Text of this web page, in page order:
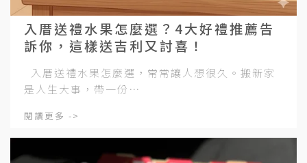
入厝送禮水果怎麼選？4大好禮推薦告
訴你，這樣送吉利又討喜！
入厝送禮水果怎麼選，常常讓人想很久。搬新家
是人生大事，帶一份⋯
閱讀更多 ->